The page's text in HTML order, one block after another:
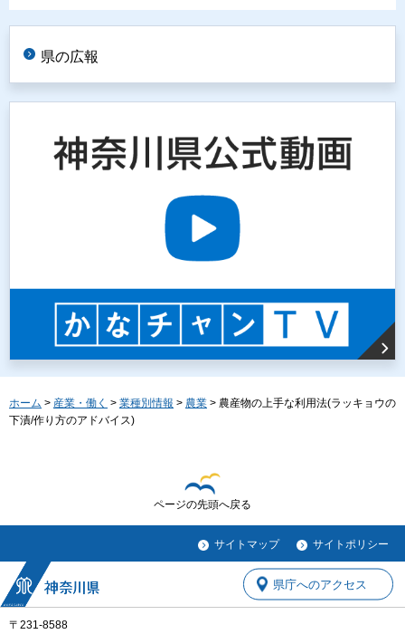
県の広報
ホーム > 産業・働く > 業種別情報 > 農業 > 農産物の上手な利用法(ラッキョウの
下漬/作り方のアドバイス)
ページの先頭へ戻る
サイトマップ サイトポリシー
〒231-8588
県庁へのアクセス